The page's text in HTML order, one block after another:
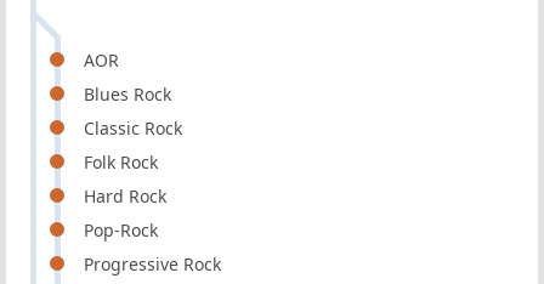
AOR
Blues Rock
Classic Rock
Folk Rock
Hard Rock
Pop-Rock
Progressive Rock